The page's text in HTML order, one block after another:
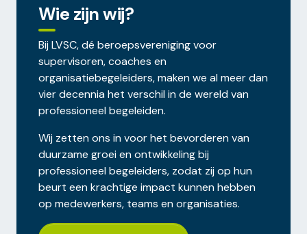
Wie zijn wij?
Bij LVSC, dé beroepsvereniging voor
supervisoren, coaches en
organisatiebegeleiders, maken we al meer dan
vier decennia het verschil in de wereld van
professioneel begeleiden.
Wij zetten ons in voor het bevorderen van
duurzame groei en ontwikkeling bij
professioneel begeleiders, zodat zij op hun
beurt een krachtige impact kunnen hebben
op medewerkers, teams en organisaties.